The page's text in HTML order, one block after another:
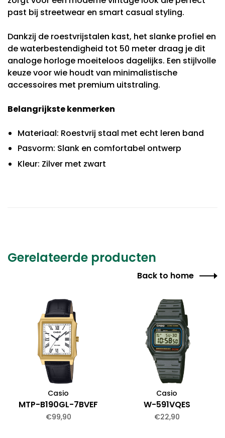
past bij streetwear en smart casual styling.
Dankzij de roestvrijstalen kast, het slanke profiel en
de waterbestendigheid tot 50 meter draag je dit
analoge horloge moeiteloos dagelijks. Een stijlvolle
keuze voor wie houdt van minimalistische
accessoires met premium uitstraling.
Belangrijkste kenmerken
Materiaal: Roestvrij staal met echt leren band
Pasvorm: Slank en comfortabel ontwerp
Kleur: Zilver met zwart
Gerelateerde producten
Back to home
Casio
MTP-B190GL-7BVEF
€99,90
Casio
W-591VQES
€22,90